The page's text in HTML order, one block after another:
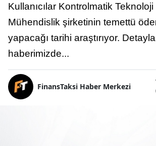
Kullanıcılar Kontrolmatik
Mühendislik şirketinin temettü
yapacağı tarihi araştırıyor.
haberimizde...
FinansTaksi Haber Merkezi